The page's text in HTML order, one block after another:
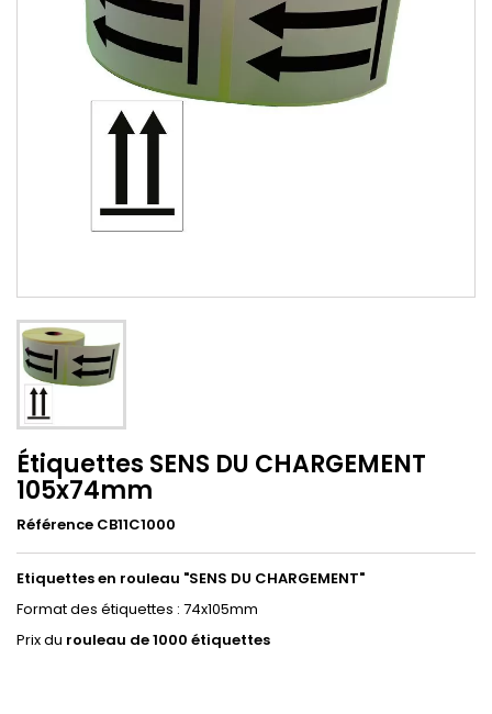
Étiquettes SENS DU CHARGEMENT
105x74mm
Référence CB11C1000
Etiquettes en rouleau "SENS DU CHARGEMENT"
Format des étiquettes : 74x105mm
Prix du rouleau de 1000 étiquettes